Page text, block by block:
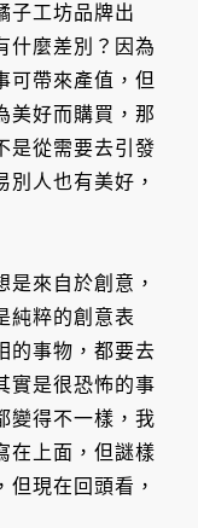
子工坊品牌出
什麼差別？因為
可帶來產值，但
美好而購買，那
是從需要去引發
別人也有美好，
是來自於創意，
純粹的創意表
的事物，都要去
實是很恐怖的事
變得不一樣，我
在上面，但謎樣
但現在回頭看，